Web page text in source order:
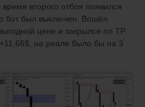
второго отбоя появился
бот был выключен. Вошёл
цене и закрылся по TP.
на реале было бы на 3